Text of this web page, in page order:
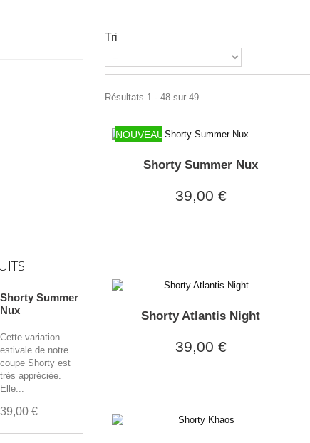
Shorty Summer
Nux
Cette variation
estivale de notre
coupe Shorty est
très appréciée.
Elle...
39,00 €
Tri
Résultats 1 - 48 sur 49.
NOUVEAU
Shorty Summer Nux
39,00 €
Shorty Atlantis Night
39,00 €